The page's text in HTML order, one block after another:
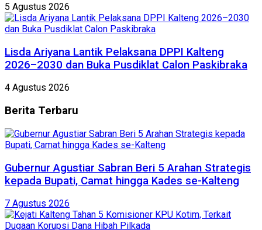
5 Agustus 2026
Lisda Ariyana Lantik Pelaksana DPPI Kalteng
2026–2030 dan Buka Pusdiklat Calon Paskibraka
4 Agustus 2026
Berita Terbaru
Gubernur Agustiar Sabran Beri 5 Arahan Strategis
kepada Bupati, Camat hingga Kades se-Kalteng
7 Agustus 2026